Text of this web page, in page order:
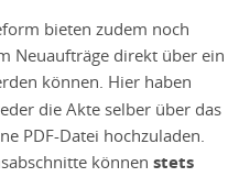
bieten zudem noch
Neuaufträge direkt über ein
können. Hier haben
die Akte selber über das
PDF-Datei hochzuladen.
können stets